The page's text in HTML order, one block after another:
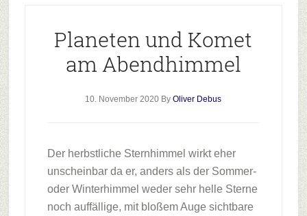
Planeten und Komet
am Abendhimmel
10. November 2020 ByOliver Debus
Der herbstliche Sternhimmel wirkt eher
unscheinbar da er, anders als der Sommer-
oder Winterhimmel weder sehr helle Sterne
noch auffällige, mit bloßem Auge sichtbare